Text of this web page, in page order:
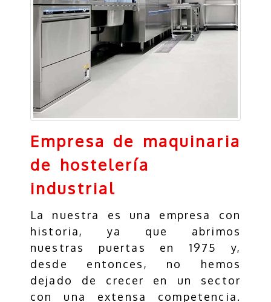
Empresa de maquinaria
de hostelería
industrial
La nuestra es una empresa con
historia, ya que abrimos
nuestras puertas en 1975 y,
desde entonces, no hemos
dejado de crecer en un sector
con una extensa competencia.